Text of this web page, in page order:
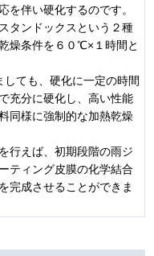
を伴い硬化するのです。
タンドックスという２種
燥条件を６０℃×１時間と
ても、硬化に一定の時間
充分に硬化し、高い性能
同様に強制的な加熱乾燥
行えば、初期段階の雨ジ
ティング皮膜の化学結合
完成させることができま